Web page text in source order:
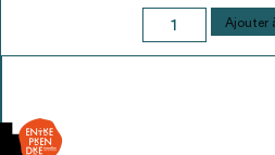
quantité
de
Ajouter